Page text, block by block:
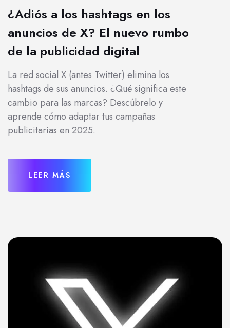
¿Adiós a los hashtags en los
anuncios de X? El nuevo rumbo
de la publicidad digital
La red social X (antes Twitter) elimina los
hashtags de sus anuncios. ¿Qué significa este
cambio para las marcas? Descúbrelo y
aprende cómo adaptar tus campañas
publicitarias en 2025.
LEER MÁS